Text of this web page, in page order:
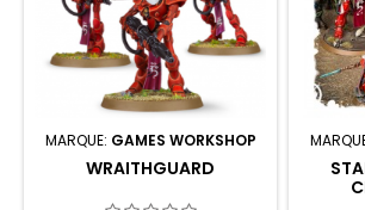
MARQUE: GAMES WORKSHOP
WRAITHGUARD